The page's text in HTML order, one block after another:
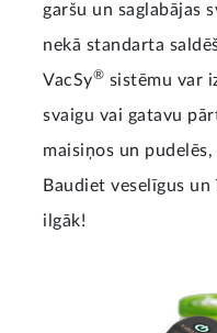
garšu un saglabājas
nekā standarta
VacSy® sistēmu var
svaigu vai gatavu
maisiņos un
Baudiet veselīgus
ilgāk!